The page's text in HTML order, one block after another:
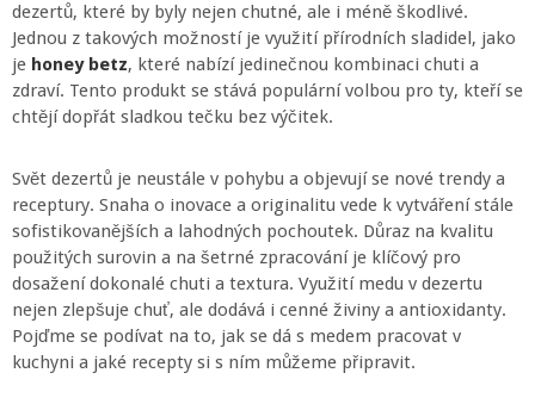
dezertů, které by byly nejen chutné, ale i méně škodlivé.
Jednou z takových možností je využití přírodních sladidel, jako
je honey betz, které nabízí jedinečnou kombinaci chuti a
zdraví. Tento produkt se stává populární volbou pro ty, kteří se
chtějí dopřát sladkou tečku bez výčitek.
Svět dezertů je neustále v pohybu a objevují se nové trendy a
receptury. Snaha o inovace a originalitu vede k vytváření stále
sofistikovanějších a lahodných pochoutek. Důraz na kvalitu
použitých surovin a na šetrné zpracování je klíčový pro
dosažení dokonalé chuti a textura. Využití medu v dezertu
nejen zlepšuje chuť, ale dodává i cenné živiny a antioxidanty.
Pojďme se podívat na to, jak se dá s medem pracovat v
kuchyni a jaké recepty si s ním můžeme připravit.